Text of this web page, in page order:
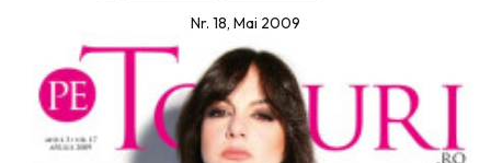
Nr. 18, Mai 2009